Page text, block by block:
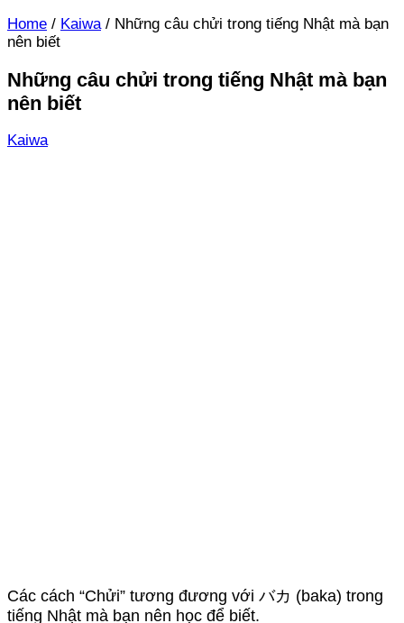
Home / Kaiwa / Những câu chửi trong tiếng Nhật mà bạn
nên biết
Những câu chửi trong tiếng Nhật mà bạn
nên biết
Kaiwa
Các cách “Chửi” tương đương với バカ (baka) trong
tiếng Nhật mà bạn nên học để biết.